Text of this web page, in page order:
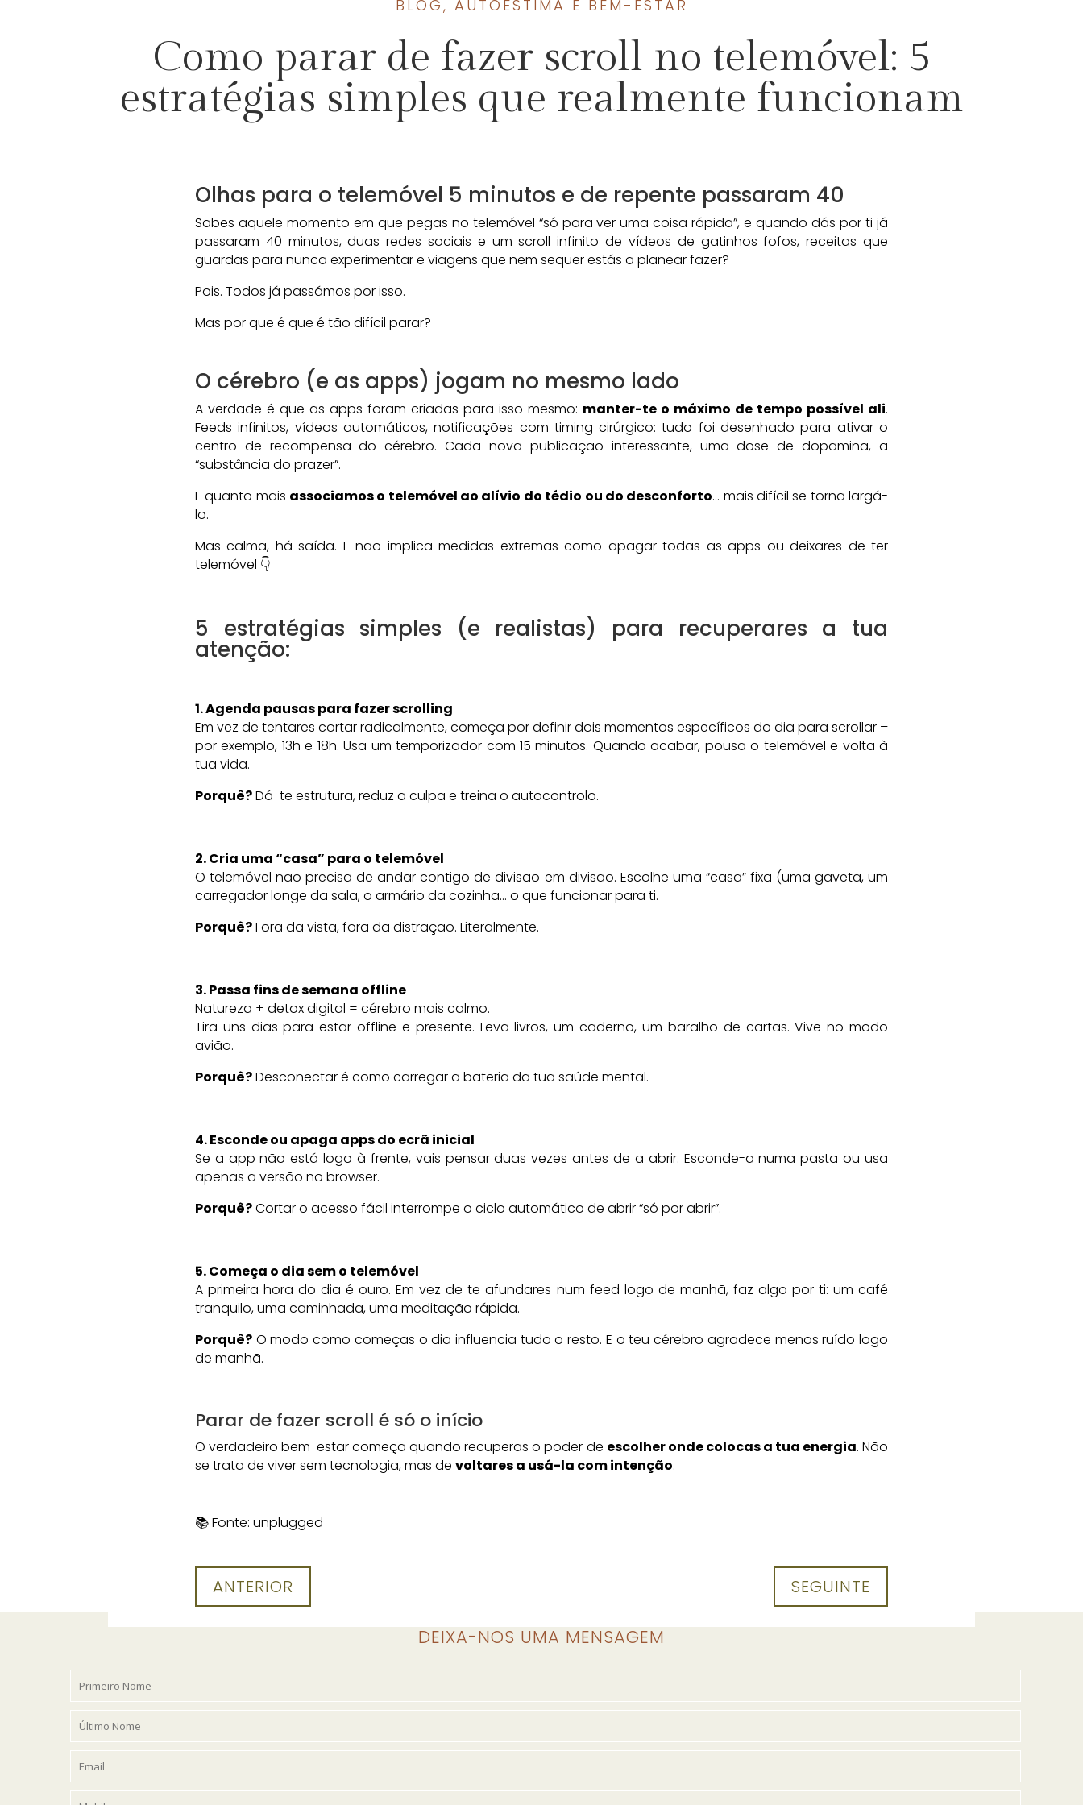
BLOG , AUTOESTIMA E BEM-ESTAR
Como parar de fazer scroll no telemóvel: 5
estratégias simples que realmente funcionam
Olhas para o telemóvel 5 minutos e de repente passaram 40
Sabes aquele momento em que pegas no telemóvel “só para ver uma coisa rápida”, e quando dás por ti já
passaram 40 minutos, duas redes sociais e um scroll infinito de vídeos de gatinhos fofos, receitas que
guardas para nunca experimentar e viagens que nem sequer estás a planear fazer?
Pois. Todos já passámos por isso.
Mas por que é que é tão difícil parar?
O cérebro (e as apps) jogam no mesmo lado
A verdade é que as apps foram criadas para isso mesmo: manter-te o máximo de tempo possível ali.
Feeds infinitos, vídeos automáticos, notificações com timing cirúrgico: tudo foi desenhado para ativar o
centro de recompensa do cérebro. Cada nova publicação interessante, uma dose de dopamina, a
“substância do prazer”.
E quanto mais associamos o telemóvel ao alívio do tédio ou do desconforto… mais difícil se torna largá-
lo.
Mas calma, há saída. E não implica medidas extremas como apagar todas as apps ou deixares de ter
telemóvel 👇
5 estratégias simples (e realistas) para recuperares a tua
atenção:
1. Agenda pausas para fazer scrolling
Em vez de tentares cortar radicalmente, começa por definir dois momentos específicos do dia para scrollar –
por exemplo, 13h e 18h. Usa um temporizador com 15 minutos. Quando acabar, pousa o telemóvel e volta à
tua vida.
Porquê?Dá-te estrutura, reduz a culpa e treina o autocontrolo.
2. Cria uma “casa” para o telemóvel
O telemóvel não precisa de andar contigo de divisão em divisão. Escolhe uma “casa” fixa (uma gaveta, um
carregador longe da sala, o armário da cozinha… o que funcionar para ti.
Porquê?Fora da vista, fora da distração. Literalmente.
3. Passa fins de semana offline
Natureza + detox digital = cérebro mais calmo.
Tira uns dias para estar offline e presente. Leva livros, um caderno, um baralho de cartas. Vive no modo
avião.
Porquê?Desconectar é como carregar a bateria da tua saúde mental.
4. Esconde ou apaga apps do ecrã inicial
Se a app não está logo à frente, vais pensar duas vezes antes de a abrir. Esconde-a numa pasta ou usa
apenas a versão no browser.
Porquê?Cortar o acesso fácil interrompe o ciclo automático de abrir “só por abrir”.
5. Começa o dia sem o telemóvel
A primeira hora do dia é ouro. Em vez de te afundares num feed logo de manhã, faz algo por ti: um café
tranquilo, uma caminhada, uma meditação rápida.
Porquê?O modo como começas o dia influencia tudo o resto. E o teu cérebro agradece menos ruído logo
de manhã.
Parar de fazer scroll é só o início
O verdadeiro bem-estar começa quando recuperas o poder de escolher onde colocas a tua energia. Não
se trata de viver sem tecnologia, mas de voltares a usá-la com intenção.
📚 Fonte: unplugged
ANTERIOR SEGUINTE
DEIXA-NOS UMA MENSAGEM